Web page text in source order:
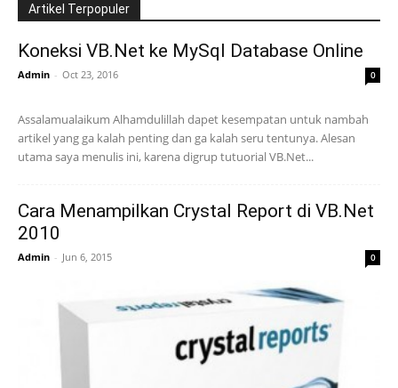
Artikel Terpopuler
Koneksi VB.Net ke MySql Database Online
Admin - Oct 23, 2016 0
Assalamualaikum Alhamdulillah dapet kesempatan untuk nambah
artikel yang ga kalah penting dan ga kalah seru tentunya. Alesan
utama saya menulis ini, karena digrup tutuorial VB.Net...
Cara Menampilkan Crystal Report di VB.Net
2010
Admin - Jun 6, 2015 0